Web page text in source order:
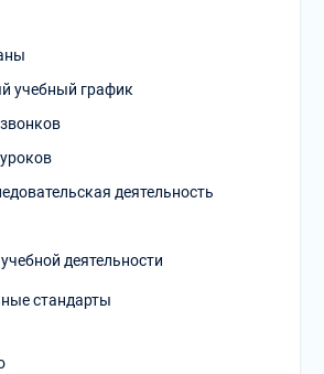
учебный график
деятельность
деятельности
стандарты